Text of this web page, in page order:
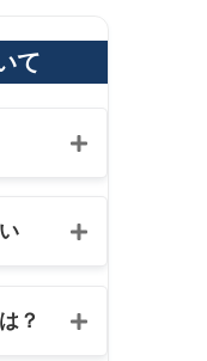
て
？